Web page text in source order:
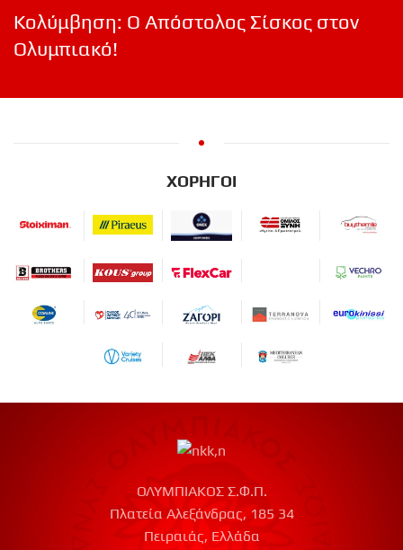
Κολύμβηση: Ο Απόστολος Σίσκος στον
Ολυμπιακό!
ΧΟΡΗΓΟΙ
ΟΛΥΜΠΙΑΚΟΣ Σ.Φ.Π.
Πλατεία Αλεξάνδρας, 185 34
Πειραιάς, Ελλάδα